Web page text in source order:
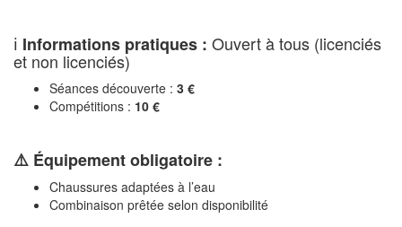
ℹ️ Informations pratiques : Ouvert à tous (licenciés
et non licenciés)
Séances découverte : 3 €
Compétitions : 10 €
⚠️ Équipement obligatoire :
Chaussures adaptées à l’eau
Combinaison prêtée selon disponibilité